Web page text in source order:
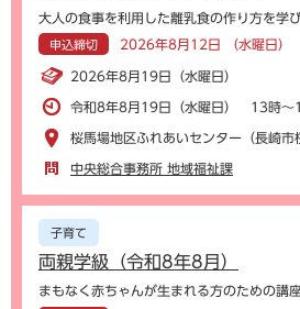
大人の食事を利用した離乳食の作り方を学
申込締切 2026年8月12日 （水曜日）
2026年8月19日（水曜日）
令和8年8月19日（水曜日） 13時～
桜馬場地区ふれあいセンター（長崎市
中央総合事務所 地域福祉課
子育て
両親学級（令和8年8月）
まもなく赤ちゃんが生まれる方のための講座